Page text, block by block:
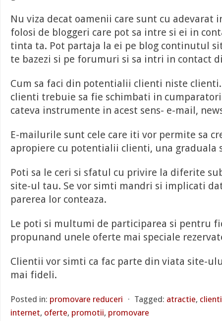
Nu viza decat oamenii care sunt cu adevarat
folosi de bloggeri care pot sa intre si ei in
tinta ta. Pot partaja la ei pe blog continutul
te bazezi si pe forumuri si sa intri in contact
Cum sa faci din potentialii clienti niste
clienti trebuie sa fie schimbati in
cateva instrumente in acest sens- e-mail,
E-mailurile sunt cele care iti vor permite sa
apropiere cu potentialii clienti, una graduala
Poti sa le ceri si sfatul cu privire la diferite
site-ul tau. Se vor simti mandri si implicati
parerea lor conteaza.
Le poti si multumi de participarea si pentru
propunand unele oferte mai speciale
Clientii vor simti ca fac parte din viata site-
mai fideli.
Posted in: promovare reduceri ⋅ Tagged: atractie, clienti
internet, oferte, promotii, promovare